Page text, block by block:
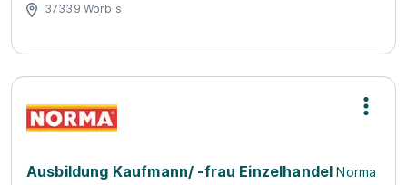
37339 Worbis
Ausbildung Kaufmann/ -frau Einzelhandel Norma